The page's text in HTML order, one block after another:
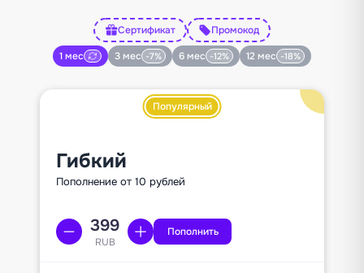
Сертификат
1 мес
3 мес -7% 6 мес -12% 12 мес -18%
Промокод
Популярный
Гибкий
Пополнение от 10 рублей
RUB
Пополнить